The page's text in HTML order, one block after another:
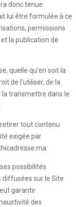
donc tenue
lui être formulée à ce
permissions
la publication de
quelle qu'en soit la
de l'utiliser, de la
la transmettre dans le
tout contenu
exigée par
possibilités
diffusées sur le Site
garantir
des